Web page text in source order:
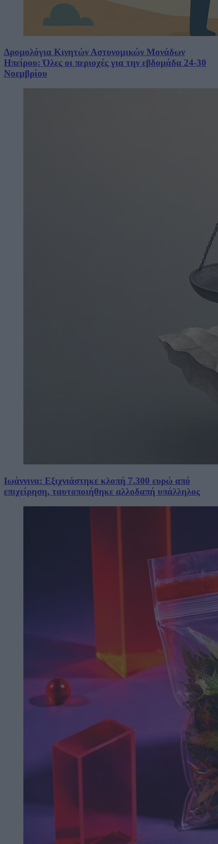
Δρομολόγια Κινητών Αστυνομικών Μονάδων
Ηπείρου: Όλες οι περιοχές για την εβδομάδα 24-30
Νοεμβρίου
Ιωάννινα: Εξιχνιάστηκε κλοπή 7.300 ευρώ από
επιχείρηση, ταυτοποιήθηκε αλλοδαπή υπάλληλος